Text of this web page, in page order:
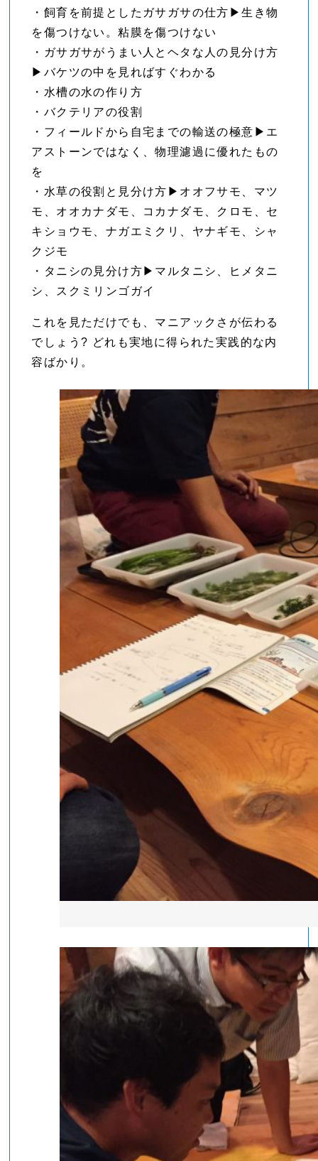
・飼育を前提としたガサガサの仕方▶︎生き物
を傷つけない。粘膜を傷つけない
・ガサガサがうまい人とヘタな人の見分け方
▶︎バケツの中を見ればすぐわかる
・水槽の水の作り方
・バクテリアの役割
・フィールドから自宅までの輸送の極意▶︎エ
アストーンではなく、物理濾過に優れたもの
を
・水草の役割と見分け方▶︎オオフサモ、マツ
モ、オオカナダモ、コカナダモ、クロモ、セ
キショウモ、ナガエミクリ、ヤナギモ、シャ
クジモ
・タニシの見分け方▶︎マルタニシ、ヒメタニ
シ、スクミリンゴガイ
これを見ただけでも、マニアックさが伝わる
でしょう? どれも実地に得られた実践的な内
容ばかり。